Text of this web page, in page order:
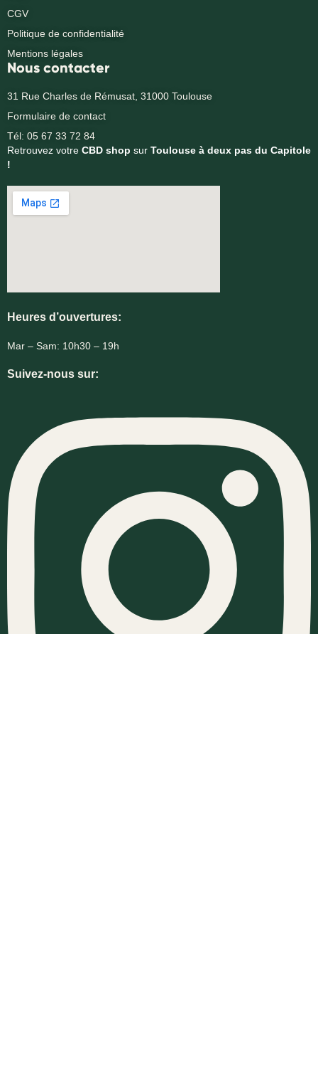
CGV
Politique de confidentialité
Mentions légales
Nous contacter
31 Rue Charles de Rémusat, 31000 Toulouse
Formulaire de contact
Tél: 05 67 33 72 84
Retrouvez votre CBD shop sur Toulouse à deux pas du Capitole
!
Heures d’ouvertures:
Mar – Sam: 10h30 – 19h
Suivez-nous sur: